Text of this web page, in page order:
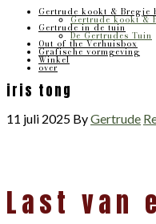
Gertrude kookt & Bregje
Gertrude kookt &
Gertrude in de tuin
De Gertrudes Tuin
Out of the Verhuisbox
Grafische vormgeving
Winkel
over
iris tong
11 juli 2025 ByGertrude
Interacties
Last van